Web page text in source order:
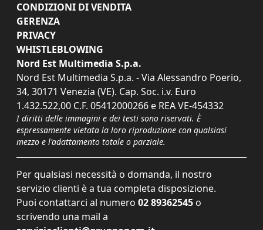
CONDIZIONI DI VENDITA
GERENZA
PRIVACY
WHISTLEBLOWING
Nord Est Multimedia S.p.a.
Nord Est Multimedia S.p.a. - Via Alessandro Poerio,
34, 30171 Venezia (VE). Cap. Soc. i.v. Euro
1.432.522,00 C.F. 05412000266 e REA VE-454332
I diritti delle immagini e dei testi sono riservati. È
espressamente vietata la loro riproduzione con qualsiasi
mezzo e l'adattamento totale o parziale.
Per qualsiasi necessità o domanda, il nostro
servizio clienti è a tua completa disposizione.
Puoi contattarci al numero 02 89362545 o
scrivendo una mail a